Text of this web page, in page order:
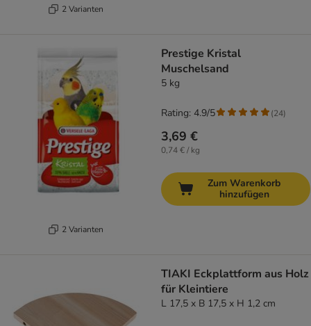
2 Varianten
2 Varianten
Prestige Kristal
Muschelsand
5 kg
3,69 €
0,74 € / kg
Rating: 4.9/5 (24)
Zum Warenkorb
hinzufügen
TIAKI Eckplattform aus Holz
für Kleintiere
L 17,5 x B 17,5 x H 1,2 cm